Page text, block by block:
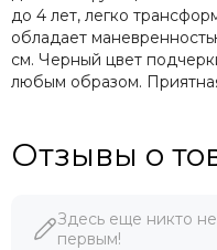
до 4 лет, легко
обладает
см. Черный цвет
любым образом.
Отзывы о
Здесь еще никто
первым!